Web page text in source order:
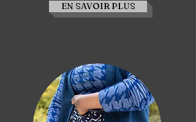
EN SAVOIR PLUS